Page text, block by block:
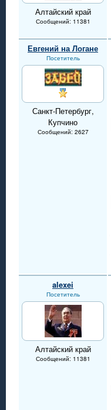
Алтайский край
Сообщений: 11381
Евгений на Логане
Посетитель
Санкт-Петербург,
Купчино
Сообщений: 2627
alexei
Посетитель
Алтайский край
Сообщений: 11381